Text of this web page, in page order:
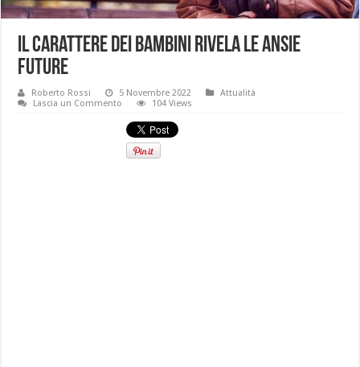
Il carattere dei bambini rivela le ansie
future
Roberto Rossi 5 Novembre 2022
Attualità
Lascia un Commento
104 Views